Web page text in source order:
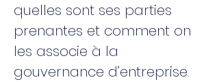
quelles sont ses parties
prenantes et comment on
les associe à la
gouvernance d’entreprise.